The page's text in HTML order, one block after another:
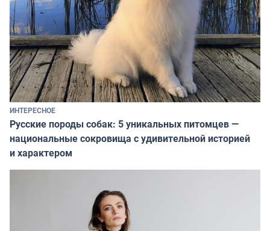
ИНТЕРЕСНОЕ
Русские породы собак: 5 уникальных питомцев —
национальные сокровища с удивительной историей
и характером